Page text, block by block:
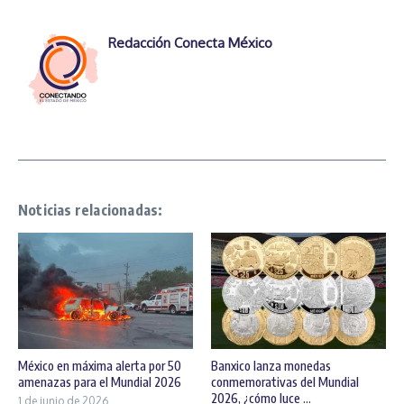
Redacción Conecta México
Noticias relacionadas:
México en máxima alerta por 50
amenazas para el Mundial 2026
1 de junio de 2026
Banxico lanza monedas
conmemorativas del Mundial
2026, ¿cómo luce ...